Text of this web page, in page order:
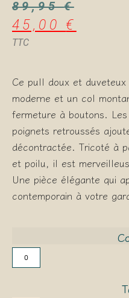
89,95€
45,00€
TTC
Ce pull doux et
moderne et un col
fermeture à boutons.
poignets retroussés
décontractée. Tricoté à
et poilu, il est
Une pièce élégante qui
contemporain à votre
0